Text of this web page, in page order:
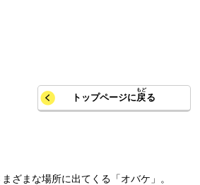
トップページに戻る
ざまな場所に出てくる「オバケ」。